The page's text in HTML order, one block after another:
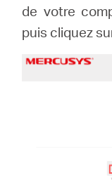
de votre
puis cliquez